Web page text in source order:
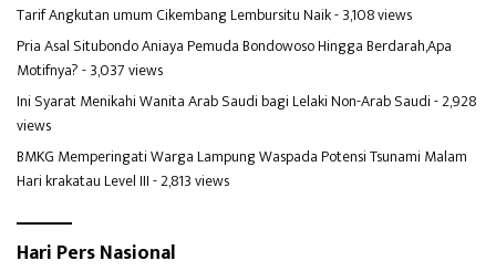
Tarif Angkutan umum Cikembang Lembursitu Naik- 3,108 views
Pria Asal Situbondo Aniaya Pemuda Bondowoso Hingga Berdarah,Apa
Motifnya?- 3,037 views
Ini Syarat Menikahi Wanita Arab Saudi bagi Lelaki Non-Arab Saudi- 2,928
views
BMKG Memperingati Warga Lampung Waspada Potensi Tsunami Malam
Hari krakatau Level III- 2,813 views
Hari Pers Nasional